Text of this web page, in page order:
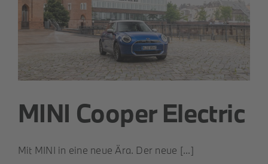
MINI Cooper Electric
Mit MINI in eine neue Ära. Der neue [...]